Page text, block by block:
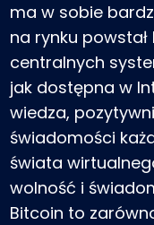
Explorer
Znajdź swoją
KriptoEarn
Zdobywaj
Skarbiec
Zachowaj
Zakup Cykliczny
Regularnie
ma w sobie
na rynku
centralnych
jak dostępna w
wiedza,
świadomości
świata
wolność i
Bitcoin to